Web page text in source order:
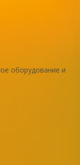
оборудование и